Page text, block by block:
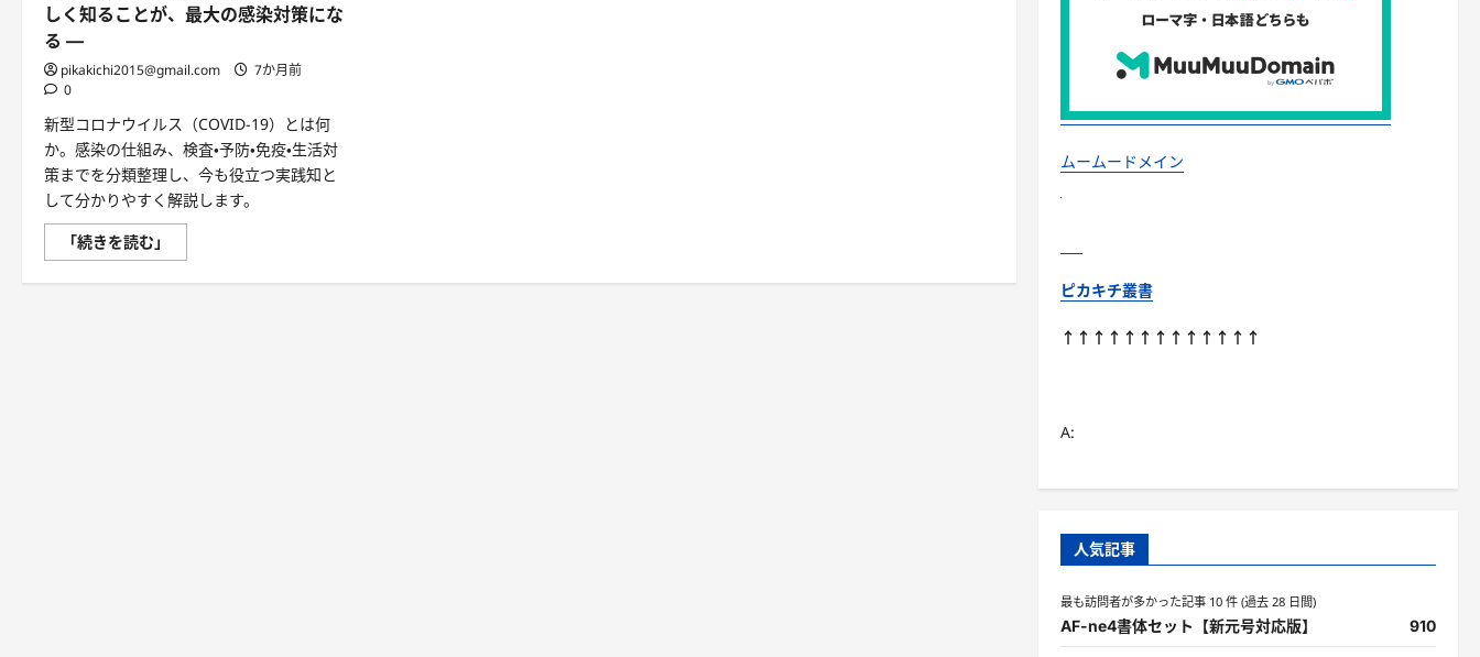
しく知ることが、最大の感染対策にな
る ―
pikakichi2015@gmail.com
7か月前
0
新型コロナウイルス（COVID-19）とは何
か。感染の仕組み、検査・予防・免疫・生活対
策までを分類整理し、今も役立つ実践知と
して分かりやすく解説します。
「続きを読む」
ロ
ウ
ムームードメイン
ピカキチ叢書
↑↑↑↑↑↑↑↑↑↑↑↑↑
A:
人気記事
最も訪問者が多かった記事 10 件 (過去 28 日間)
AF-ne4書体セット【新元号対応版】 910